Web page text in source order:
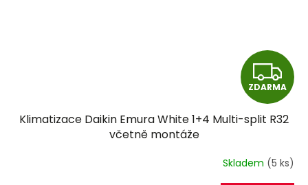
Z
D
A
R
ZDARMA
Klimatizace Daikin Emura White 1+4 Multi-split R32
včetně montáže
Skladem (5 ks)